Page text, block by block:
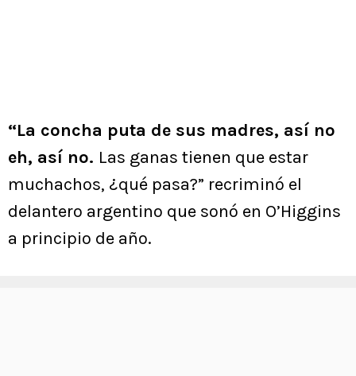
“La concha puta de sus madres, así no
eh, así no. Las ganas tienen que estar
muchachos, ¿qué pasa?” recriminó el
delantero argentino que sonó en O’Higgins
a principio de año.